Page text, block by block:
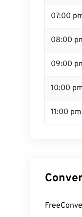
07:00
08:00
09:00
10:00
11:00